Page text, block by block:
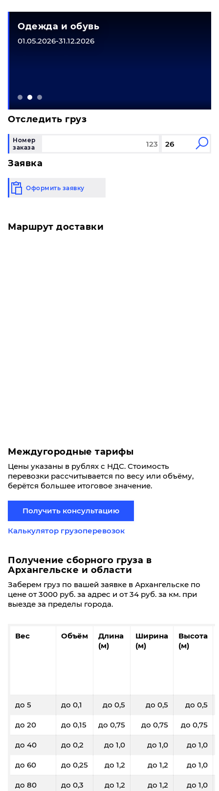
Одежда и обувь
01.05.2026-31.12.2026
Отследить груз
Номер
заказа
Заявка
Оформить заявку
Маршрут доставки
Междугородные тарифы
Цены указаны в рублях с НДС. Стоимость
перевозки рассчитывается по весу или объёму,
берётся большее итоговое значение.
Получить консультацию
Калькулятор грузоперевозок
Получение сборного груза в
Архангельске и области
Заберем груз по вашей заявке в Архангельске по
цене от 3000 руб. за адрес и от 34 руб. за км. при
выезде за пределы города.
Вес Объём
Длина
(м)
Ширина
(м)
Высота
(м)
до 5 до 0,1 до 0,5 до 0,5 до 0,5
до 20 до 0,15 до 0,75 до 0,75 до 0,75
до 40 до 0,2 до 1,0 до 1,0 до 1,0
до 60 до 0,25 до 1,2 до 1,2 до 1,0
до 80 до 0,3 до 1,2 до 1,2 до 1,0